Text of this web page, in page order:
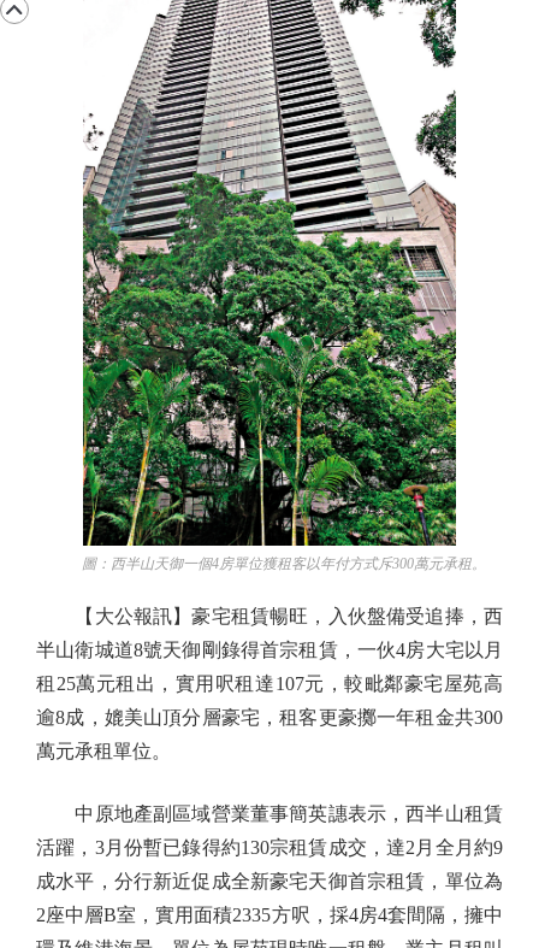
圖：西半山天御一個4房單位獲租客以年付方式斥300萬元承租。
【大公報訊】豪宅租賃暢旺，入伙盤備受追捧，西
半山衛城道8號天御剛錄得首宗租賃，一伙4房大宅以月
租25萬元租出，實用呎租達107元，較毗鄰豪宅屋苑高
逾8成，媲美山頂分層豪宅，租客更豪擲一年租金共300
萬元承租單位。
中原地產副區域營業董事簡英譓表示，西半山租賃
活躍，3月份暫已錄得約130宗租賃成交，達2月全月約9
成水平，分行新近促成全新豪宅天御首宗租賃，單位為
2座中層B室，實用面積2335方呎，採4房4套間隔，擁中